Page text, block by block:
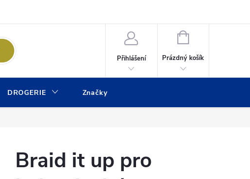
Přihlášení
NÁKUPNÍ
Prázdný košík
DROGERIE Značky
Braid it up pro